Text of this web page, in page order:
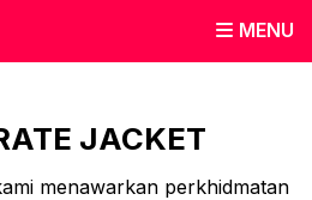
MENU
JACKET
menawarkan perkhidmatan